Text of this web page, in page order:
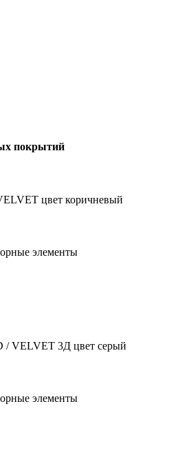
покрытий
цвет коричневый
элементы
VELVET 3Д цвет серый
элементы